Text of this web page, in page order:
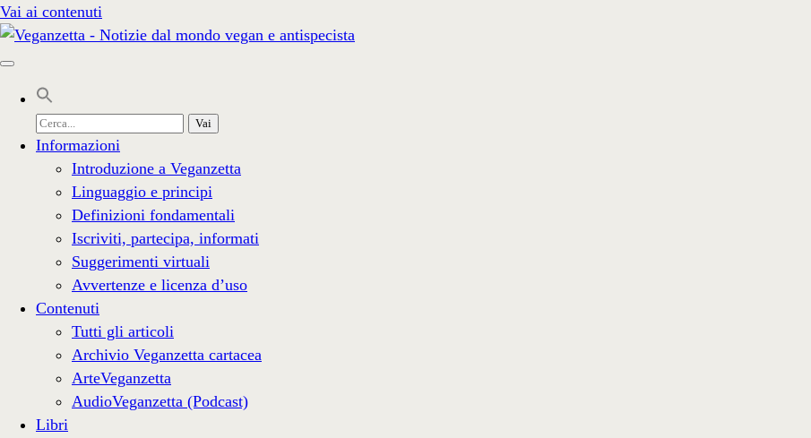
Vai ai contenuti
Cerca
per:
Informazioni
Introduzione a Veganzetta
Linguaggio e principi
Definizioni fondamentali
Iscriviti, partecipa, informati
Suggerimenti virtuali
Avvertenze e licenza d’uso
Contenuti
Tutti gli articoli
Archivio Veganzetta cartacea
ArteVeganzetta
AudioVeganzetta (Podcast)
Libri